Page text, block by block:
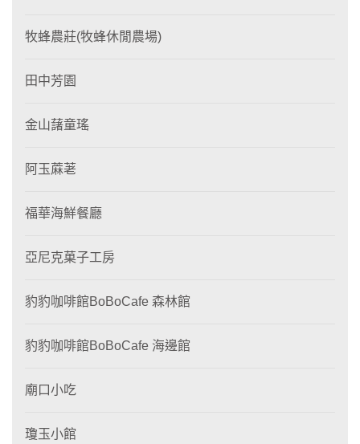
牧蜂農莊(牧蜂休閒農場)
田中芳園
金山藷童瑤
阿玉蔴荖
福華海鮮餐廳
亞尼克菓子工房
豹豹咖啡館BoBoCafe 森林館
豹豹咖啡館BoBoCafe 海邊館
廟口小吃
瓊玉小館